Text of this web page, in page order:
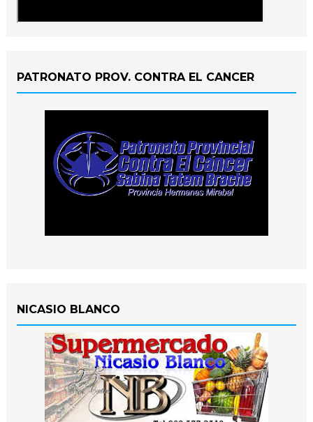
PATRONATO PROV. CONTRA EL CANCER
NICASIO BLANCO